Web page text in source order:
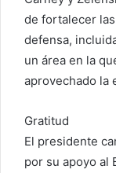
de fortalecer
defensa,
un área en la
aprovechado la
Gratitud
El presidente
por su apoyo al